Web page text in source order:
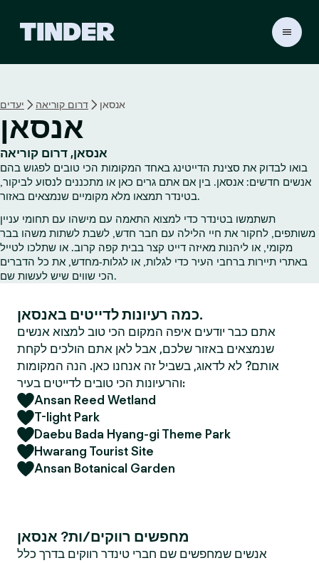
ת
י
נ
ד
יעדים דרום קוריאה אנסאן
אנסאן
אנסאן, דרום קוריאה
בואו לבדוק את סצינת הדייטינג באחד המקומות הכי טובים לפגוש בהם
אנשים חדשים: אנסאן. בין אם אתם גרים כאן או מתכננים לנסוע לביקור,
בטינדר תמצאו מלא מקומיים שנמצאים באזור.
תשתמשו בטינדר כדי למצוא התאמה עם מישהו עם תחומי עניין
משותפים, לחקור את חיי הלילה עם חבר חדש, לשבת לשתות משהו בבר
מקומי, או ליהנות מאיזה דייט קצר בבית קפה קרוב. או שתלכו לטייל
באתרי תיירות ברחבי העיר כדי לגלות, או לגלות‑מחדש, את כל הדברים
הכי שווים שיש לעשות שם.
כמה רעיונות לדייטים באנסאן.
אתם כבר יודעים איפה המקום הכי טוב למצוא אנשים
שנמצאים באזור שלכם, אבל לאן אתם הולכים לקחת
אותם? לא לדאוג, בשביל זה אנחנו כאן. הנה המקומות
והרעיונות הכי טובים לדייטים בעיר:
Ansan Reed Wetland
T-light Park
Daebu Bada Hyang-gi Theme Park
Hwarang Tourist Site
Ansan Botanical Garden
מחפשים רווקים/ות? אנסאן
אנשים שמחפשים שם חברי טינדר רווקים בדרך כלל